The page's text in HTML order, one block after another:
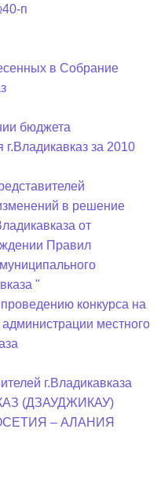
п
в Собрание
бюджета
за 2010
в решение
от
Правил
"
конкурса на
местного
г.Владикавказа
(ДЗАУДЖИКАУ)
– АЛАНИЯ